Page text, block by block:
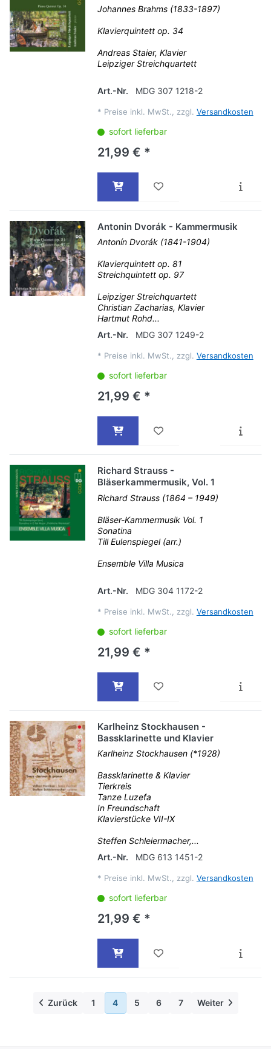
Johannes Brahms (1833-1897)
Klavierquintett op. 34
Andreas Staier, Klavier
Leipziger Streichquartett
Art.-Nr. MDG 307 1218-2
* Preise inkl. MwSt., zzgl. Versandkosten
sofort lieferbar
21,99 € *
Antonin Dvorák - Kammermusik
Antonín Dvorák (1841-1904)
Klavierquintett op. 81
Streichquintett op. 97
Leipziger Streichquartett
Christian Zacharias, Klavier
Hartmut Rohd...
Art.-Nr.
MDG 307 1249-2
* Preise inkl. MwSt., zzgl. Versandkosten
sofort lieferbar
21,99 € *
Richard Strauss -
Bläserkammermusik, Vol. 1
Richard Strauss (1864 – 1949)
Bläser-Kammermusik Vol. 1
Sonatina
Till Eulenspiegel (arr.)
Ensemble Villa Musica
Art.-Nr. MDG 304 1172-2
* Preise inkl. MwSt., zzgl. Versandkosten
sofort lieferbar
21,99 € *
Karlheinz Stockhausen -
Bassklarinette und Klavier
Karlheinz Stockhausen (*1928)
Bassklarinette & Klavier
Tierkreis
Tanze Luzefa
In Freundschaft
Klavierstücke VII-IX
Steffen Schleiermacher,...
Art.-Nr.
MDG 613 1451-2
* Preise inkl. MwSt., zzgl. Versandkosten
sofort lieferbar
21,99 € *
Zurück 1 4 5 6 7 Weiter